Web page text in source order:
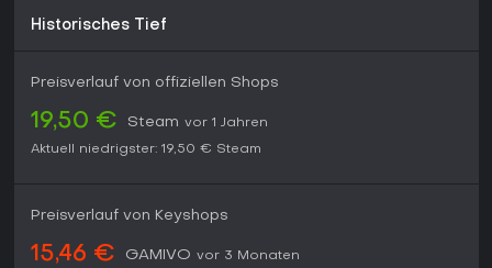
Historisches Tief
Preisverlauf von offiziellen Shops
19,50 € Steam vor 1 Jahren
Aktuell niedrigster: 19,50 € Steam
Preisverlauf von Keyshops
15,46 € GAMIVO vor 3 Monaten